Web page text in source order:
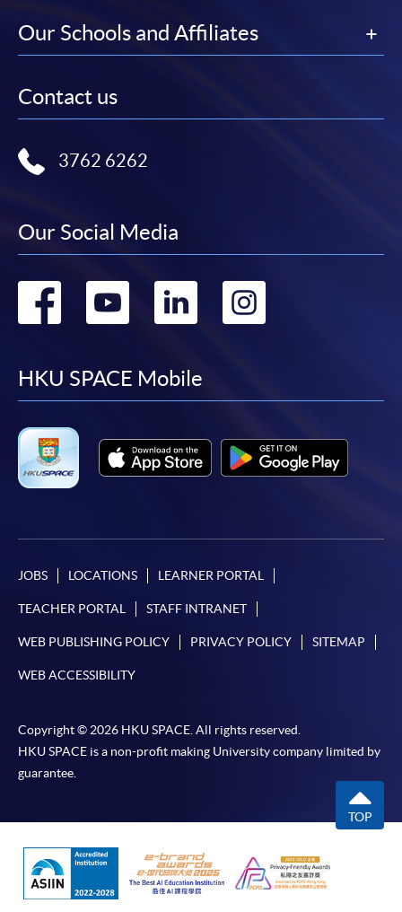
個別課程為須報讀同一學歷頒授課程及其他單元或繳
交下期學費的學員，提供網上服務，如學員就讀的課
網上支付可通過「繳費靈」(PPS) (不適用於手機)、
Pay) 、「支付寶」(Online Alipay) 或 「轉數快」(FPS)
報讀新課程
凡以「先到先得」為取錄方式的課程，請填妥
SF26報名表，親往報名中心或以郵遞方式連同學
[ 下載報名表SF26]
往報名中心或以郵遞方式遞交。
報讀同一學歷頒授課程內其他單元
課程負責人會為學員送上「註冊及學費通知」
(「通知」)，請填妥有關「通知」，並親往報名中
心或以郵遞方式，遞交「通知」及繳交所需費用。
有關繳費詳情，請參閱付款方法
何疑問，請詳閱個別課程資料，或聯絡有關課程負責
人或報名中心。
Our Schools and Affiliates
Contact us
3762 6262
Our Social Media
Go
facebook
Go
youtube
Go
linkedin
HKU SPACE Mobile
JOBS LOCATIONS LEARNER PORTAL
TEACHER PORTAL STAFF INTRANET
WEB PUBLISHING POLICY PRIVACY POLICY SITEMAP
WEB ACCESSIBILITY
Copyright © 2026 HKU SPACE. All rights reserved.
HKU SPACE is a non-profit making University company limited by
guarantee.
TOP